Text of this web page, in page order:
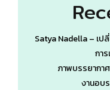
Satya Nadella – เป
กา
ภาพบรรยากา
งานอบ